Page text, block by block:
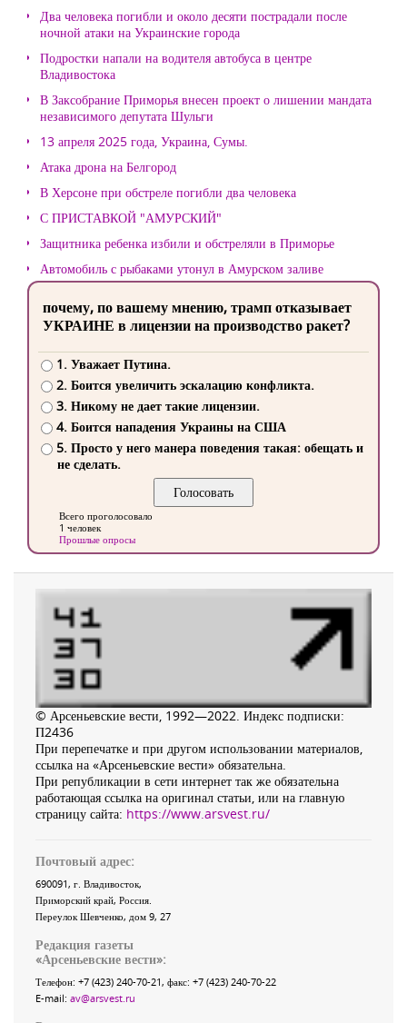
Два человека погибли и около десяти пострадали после
ночной атаки на Украинские города
Подростки напали на водителя автобуса в центре
Владивостока
В Заксобрание Приморья внесен проект о лишении мандата
независимого депутата Шульги
13 апреля 2025 года, Украина, Сумы.
Атака дрона на Белгород
В Херсоне при обстреле погибли два человека
С ПРИСТАВКОЙ "АМУРСКИЙ"
Защитника ребенка избили и обстреляли в Приморье
Автомобиль с рыбаками утонул в Амурском заливе
почему, по вашему мнению, трамп отказывает
УКРАИНЕ в лицензии на производство ракет?
1. Уважает Путина.
2. Боится увеличить эскалацию конфликта.
3. Никому не дает такие лицензии.
4. Боится нападения Украины на США
5. Просто у него манера поведения такая: обещать и
не сделать.
Всего проголосовало
1 человек
Прошлые опросы
© Арсеньевские вести, 1992—2022. Индекс подписки:
П2436
При перепечатке и при другом использовании материалов,
ссылка на «Арсеньевские вести» обязательна.
При републикации в сети интернет так же обязательна
работающая ссылка на оригинал статьи, или на главную
страницу сайта: https://www.arsvest.ru/
Почтовый адрес:
690091, г. Владивосток,
Приморский край, Россия
Переулок Шевченко, дом 9, 27
Редакция газеты
«Арсеньевские вести»:
Телефон: +7 (423) 240-70-21, факс: +7 (423) 240-70-22
E-mail: av@arsvest.ru